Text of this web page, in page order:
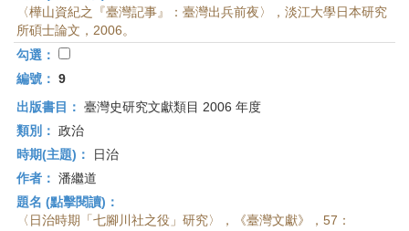
〈樺山資紀之『臺灣記事』：臺灣出兵前夜〉，淡江大學日本研究
所碩士論文，2006。
勾選：
編號： 9
出版書目： 臺灣史研究文獻類目 2006 年度
類別： 政治
時期(主題)：
日治
作者： 潘繼道
題名 (點擊閱讀)：
〈日治時期「七腳川社之役」研究〉，《臺灣文獻》，57：